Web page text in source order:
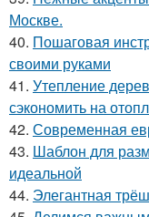
Москве.
40. Пошаговая
своими руками
41. Утепление
сэкономить на
42. Современная
43. Шаблон для
идеальной
44. Элегантная